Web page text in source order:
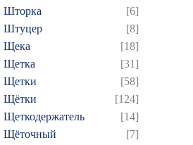
Шторка
[6]
Штуцер
[8]
Щека
[18]
Щетка
[31]
Щетки
[58]
Щётки
[124]
Щеткодержатель
[14]
Щёточный
[7]